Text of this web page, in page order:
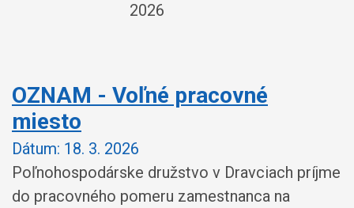
2026
OZNAM - Voľné pracovné
miesto
Dátum: 18. 3. 2026
Poľnohospodárske družstvo v Dravciach príjme
do pracovného pomeru zamestnanca na